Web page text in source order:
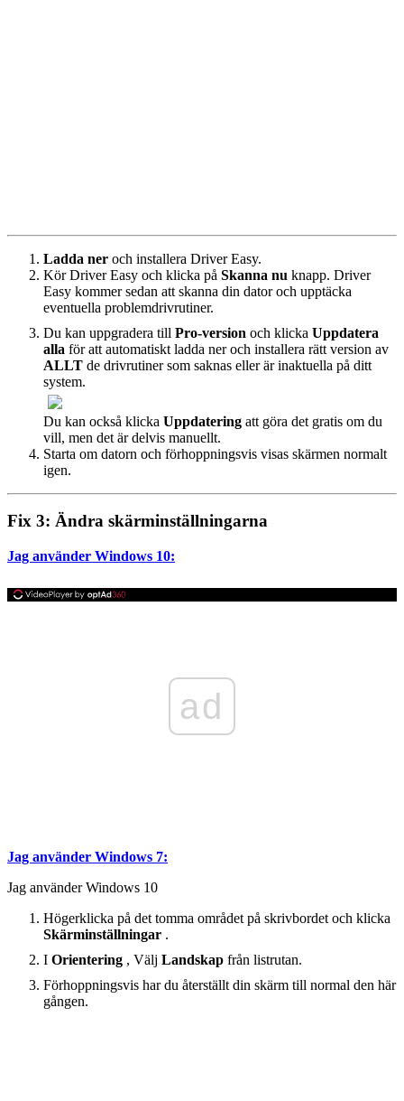
Ladda ner och installera Driver Easy.
Kör Driver Easy och klicka på Skanna nu knapp. Driver
Easy kommer sedan att skanna din dator och upptäcka
eventuella problemdrivrutiner.
Du kan uppgradera till Pro-version och klicka Uppdatera
alla för att automatiskt ladda ner och installera rätt version av
ALLT de drivrutiner som saknas eller är inaktuella på ditt
system.
Du kan också klicka Uppdatering att göra det gratis om du
vill, men det är delvis manuellt.
Starta om datorn och förhoppningsvis visas skärmen normalt
igen.
Fix 3: Ändra skärminställningarna
Jag använder Windows 10:
ad
Jag använder Windows 7:
Jag använder Windows 10
Högerklicka på det tomma området på skrivbordet och klicka
Skärminställningar .
I Orientering , Välj Landskap från listrutan.
Förhoppningsvis har du återställt din skärm till normal den här
gången.